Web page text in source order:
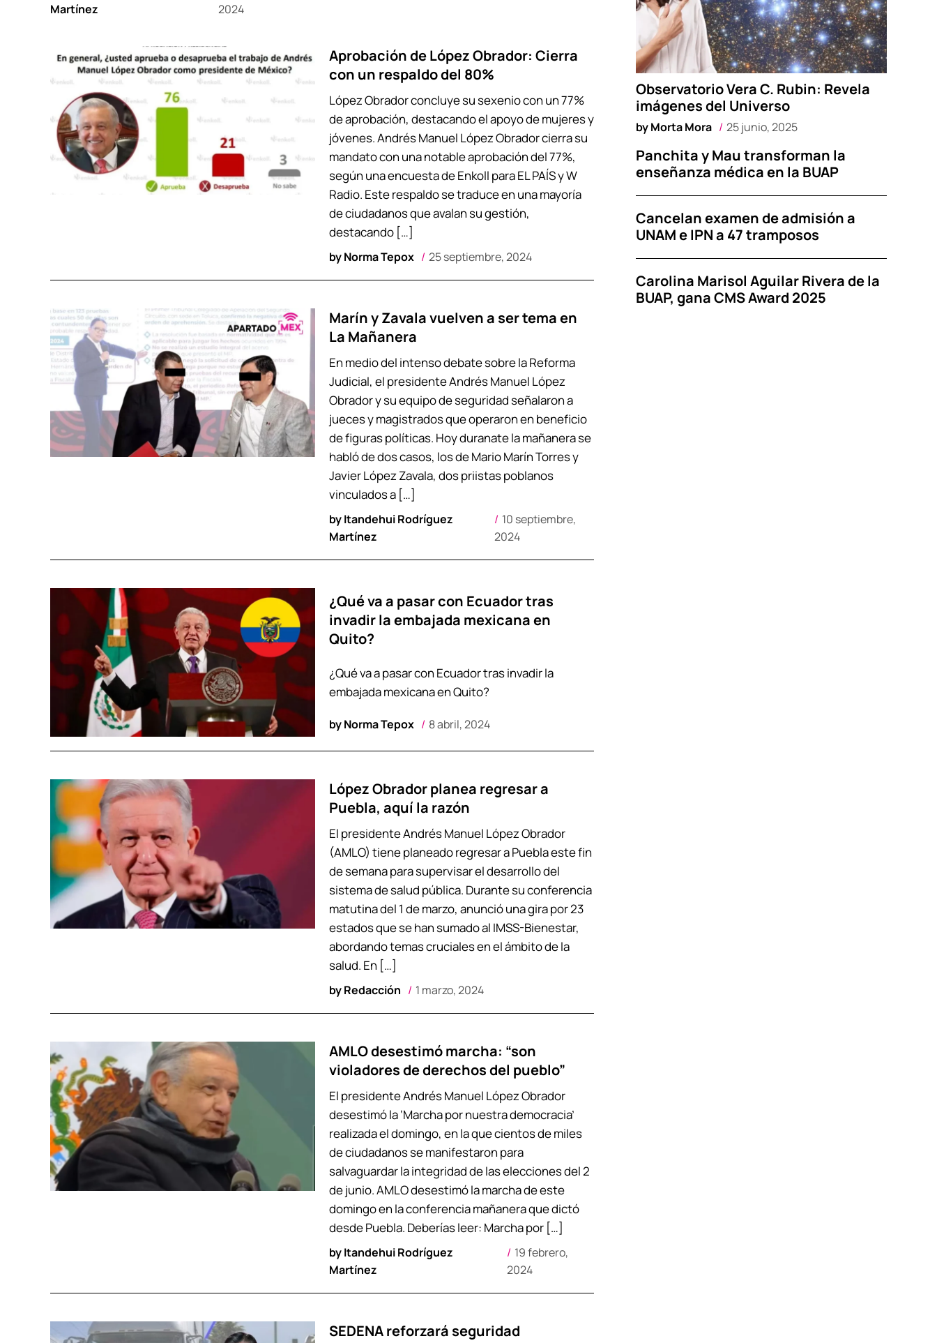
Martínez
2024
Aprobación de López Obrador: Cierra
con un respaldo del 80%
byNorma Tepox 25 septiembre, 2024
López Obrador concluye su sexenio con un 77%
de aprobación, destacando el apoyo de mujeres y
jóvenes. Andrés Manuel López Obrador cierra su
mandato con una notable aprobación del 77%,
según una encuesta de Enkoll para EL PAÍS y W
Radio. Este respaldo se traduce en una mayoría
de ciudadanos que avalan su gestión,
destacando […]
Marín y Zavala vuelven a ser tema en
La Mañanera
byItandehui Rodríguez
Martínez
10 septiembre,
2024
En medio del intenso debate sobre la Reforma
Judicial, el presidente Andrés Manuel López
Obrador y su equipo de seguridad señalaron a
jueces y magistrados que operaron en beneficio
de figuras políticas. Hoy duranate la mañanera se
habló de dos casos, los de Mario Marín Torres y
Javier López Zavala, dos priistas poblanos
vinculados a […]
¿Qué va a pasar con Ecuador tras
invadir la embajada mexicana en
Quito?
byNorma Tepox 8 abril, 2024
¿Qué va a pasar con Ecuador tras invadir la
embajada mexicana en Quito?
López Obrador planea regresar a
Puebla, aquí la razón
byRedacción 1 marzo, 2024
El presidente Andrés Manuel López Obrador
(AMLO) tiene planeado regresar a Puebla este fin
de semana para supervisar el desarrollo del
sistema de salud pública. Durante su conferencia
matutina del 1 de marzo, anunció una gira por 23
estados que se han sumado al IMSS-Bienestar,
abordando temas cruciales en el ámbito de la
salud. En […]
AMLO desestimó marcha: “son
violadores de derechos del pueblo”
byItandehui Rodríguez
Martínez
19 febrero,
2024
El presidente Andrés Manuel López Obrador
desestimó la ‘Marcha por nuestra democracia’
realizada el domingo, en la que cientos de miles
de ciudadanos se manifestaron para
salvaguardar la integridad de las elecciones del 2
de junio. AMLO desestimó la marcha de este
domingo en la conferencia mañanera que dictó
desde Puebla. Deberías leer: Marcha por […]
SEDENA reforzará seguridad
Observatorio Vera C. Rubin: Revela
imágenes del Universo
byMorta Mora 25 junio, 2025
Panchita y Mau transforman la
enseñanza médica en la BUAP
Cancelan examen de admisión a
UNAM e IPN a 47 tramposos
Carolina Marisol Aguilar Rivera de la
BUAP, gana CMS Award 2025